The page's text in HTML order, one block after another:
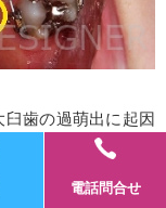
臼歯の過萌出に起因
点としては、大臼
ンが起きるので、
電話問合せ